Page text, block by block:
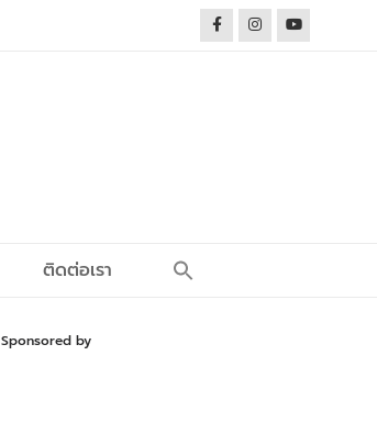
ติดต่อเรา
Sponsored by